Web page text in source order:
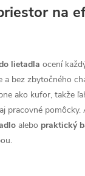
na
lietadla ocení
a bez zbytočného
ako kufor, takže
pracovné pomôcky.
alebo praktický